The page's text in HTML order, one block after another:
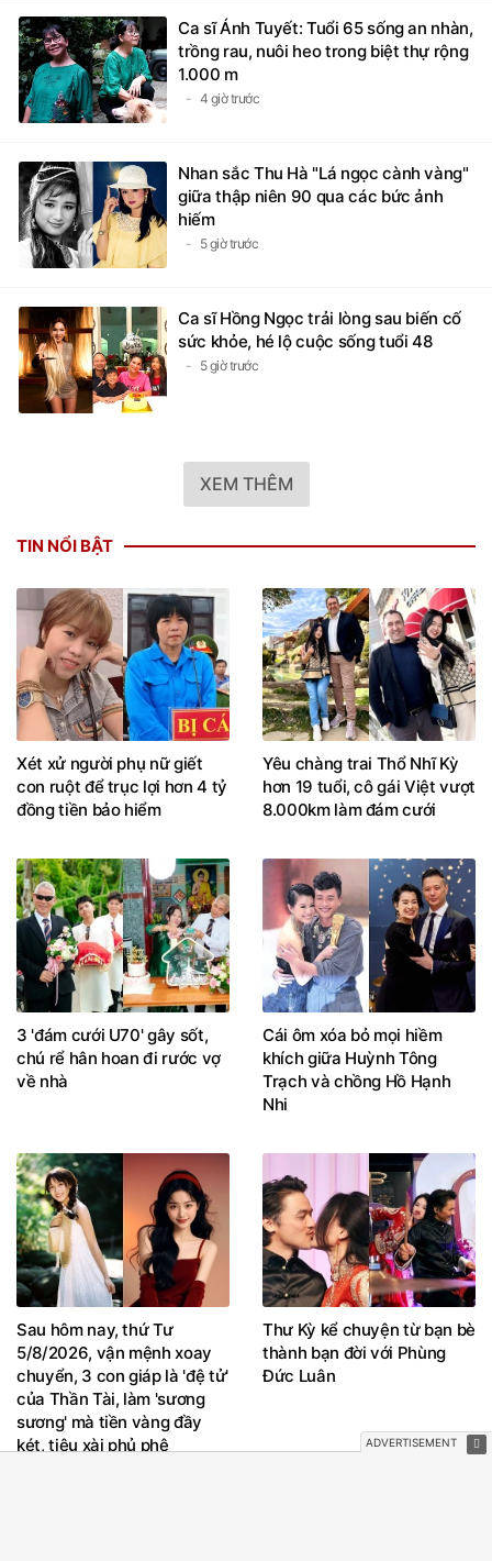
Ca sĩ Ánh Tuyết: Tuổi 65 sống an nhàn,
trồng rau, nuôi heo trong biệt thự rộng
1.000 m
4 giờ trước
Nhan sắc Thu Hà "Lá ngọc cành vàng"
giữa thập niên 90 qua các bức ảnh
hiếm
5 giờ trước
Ca sĩ Hồng Ngọc trải lòng sau biến cố
sức khỏe, hé lộ cuộc sống tuổi 48
5 giờ trước
XEM THÊM
TIN NỔI BẬT
Xét xử người phụ nữ giết
con ruột để trục lợi hơn 4 tỷ
đồng tiền bảo hiểm
Yêu chàng trai Thổ Nhĩ Kỳ
hơn 19 tuổi, cô gái Việt vượt
8.000km làm đám cưới
3 'đám cưới U70' gây sốt,
chú rể hân hoan đi rước vợ
về nhà
Cái ôm xóa bỏ mọi hiềm
khích giữa Huỳnh Tông
Trạch và chồng Hồ Hạnh
Nhi
Sau hôm nay, thứ Tư
5/8/2026, vận mệnh xoay
chuyển, 3 con giáp là 'đệ tử'
của Thần Tài, làm 'sương
sương' mà tiền vàng đầy
két, tiêu xài phủ phê
Thư Kỳ kể chuyện từ bạn bè
thành bạn đời với Phùng
Đức Luân